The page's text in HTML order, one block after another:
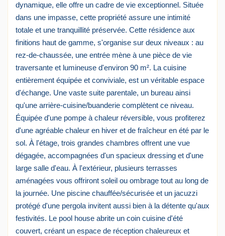
dynamique, elle offre un cadre de vie exceptionnel. Située
dans une impasse, cette propriété assure une intimité
totale et une tranquillité préservée. Cette résidence aux
finitions haut de gamme, s'organise sur deux niveaux : au
rez-de-chaussée, une entrée mène à une pièce de vie
traversante et lumineuse d'environ 90 m². La cuisine
entièrement équipée et conviviale, est un véritable espace
d'échange. Une vaste suite parentale, un bureau ainsi
qu'une arrière-cuisine/buanderie complètent ce niveau.
Équipée d'une pompe à chaleur réversible, vous profiterez
d'une agréable chaleur en hiver et de fraîcheur en été par le
sol. À l'étage, trois grandes chambres offrent une vue
dégagée, accompagnées d'un spacieux dressing et d'une
large salle d'eau. À l'extérieur, plusieurs terrasses
aménagées vous offriront soleil ou ombrage tout au long de
la journée. Une piscine chauffée/sécurisée et un jacuzzi
protégé d'une pergola invitent aussi bien à la détente qu'aux
festivités. Le pool house abrite un coin cuisine d'été
couvert, créant un espace de réception chaleureux et